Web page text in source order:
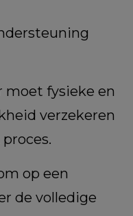
moet fysieke en
verzekeren
op een
de volledige